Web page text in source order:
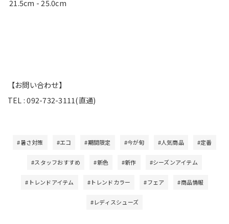
21.5cm - 25.0cm
【お問い合わせ】
TEL : 092-732-3111(直通)
#暑さ対策 #エコ #期間限定 #今が旬 #人気商品 #定番
#スタッフおすすめ #新色 #新作 #シーズンアイテム
#トレンドアイテム #トレンドカラー #フェア #商品情報
#レディスシューズ